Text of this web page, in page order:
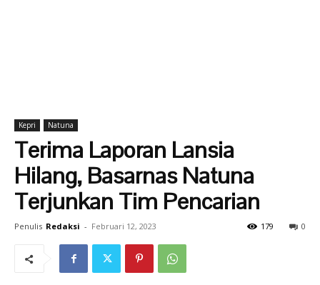
Kepri Natuna
Terima Laporan Lansia
Hilang, Basarnas Natuna
Terjunkan Tim Pencarian
Penulis Redaksi - Februari 12, 2023 0
179